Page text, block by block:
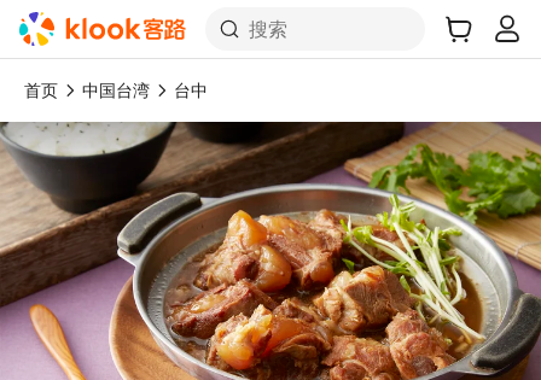
搜索
首页 中国台湾 台中